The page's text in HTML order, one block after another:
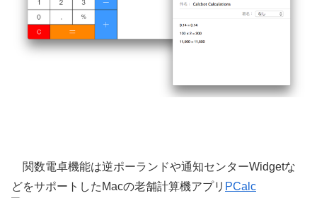
関数電卓機能は逆ポーランドや通知センターWidgetな
どをサポートしたMacの老舗計算機アプリ PCalc